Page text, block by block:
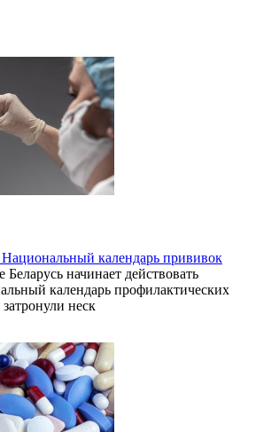
календарь прививок
начинает действовать
календарь профилактических
неск